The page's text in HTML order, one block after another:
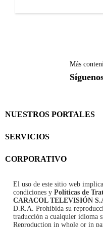
Más
NUESTROS PORTALES
SERVICIOS
CORPORATIVO
El uso de este sitio web
condiciones y Políticas de
CARACOL TELEVISIÓN
D.R.A. Prohibida su
traducción a cualquier idioma
Reproduction in whole or in